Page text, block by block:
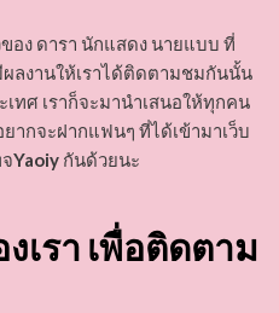
อง ดารา นักแสดง นายแบบ ที่
ลงานให้เราได้ติดตามชมกันนั้น
เทศ เราก็จะมานำเสนอให้ทุกคน
ากจะฝากแฟนๆ ที่ได้เข้ามาเว็บ
Yaoiyกันด้วยนะ
เรา เพื่อติดตาม